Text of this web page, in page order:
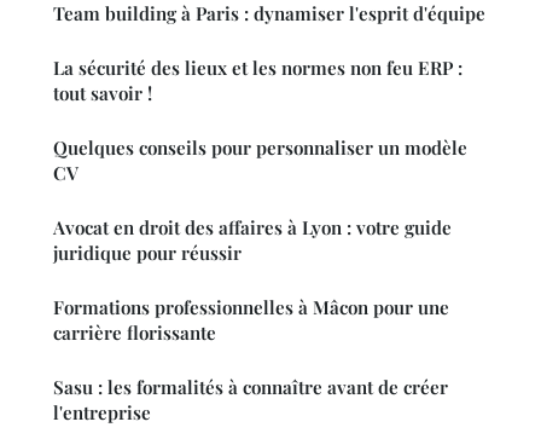
Team building à Paris : dynamiser l'esprit d'équipe
La sécurité des lieux et les normes non feu ERP :
tout savoir !
Quelques conseils pour personnaliser un modèle
CV
Avocat en droit des affaires à Lyon : votre guide
juridique pour réussir
Formations professionnelles à Mâcon pour une
carrière florissante
Sasu : les formalités à connaître avant de créer
l'entreprise